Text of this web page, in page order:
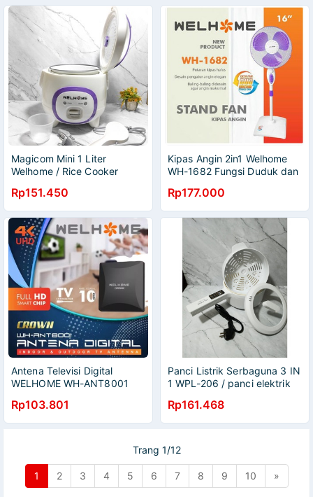
Magicom Mini 1 Liter
Welhome / Rice Cooker
UKURAN 1.2L 3in1 Anti
lengket Magic Com
Rp151.450
Kipas Angin 2in1 Welhome
WH-1682 Fungsi Duduk dan
Rp177.000
Antena Televisi Digital
WELHOME WH-ANT8001
bisa untuk STB Digital TV
Receiver Full HD Smart Chip
Rp103.801
Panci Listrik Serbaguna 3 IN
1 WPL-206 / panci elektrik
Rp161.468
Trang 1/12
1 2 3 4 5 6 7 8 9 10 »